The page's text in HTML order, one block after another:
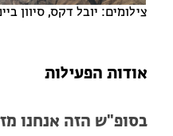
צילומים: יובל דקס, סיוון
אודות הפעילות
בסופ"ש הזה אנחנו